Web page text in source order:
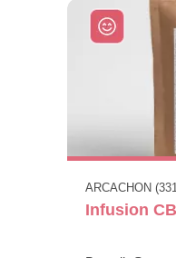
ARCACHON
Infusion